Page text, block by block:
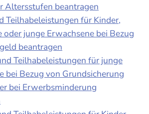
Altersstufen beantragen
Teilhabeleistungen für Kinder,
oder junge Erwachsene bei Bezug
beantragen
Teilhabeleistungen für junge
bei Bezug von Grundsicherung
bei Erwerbsminderung